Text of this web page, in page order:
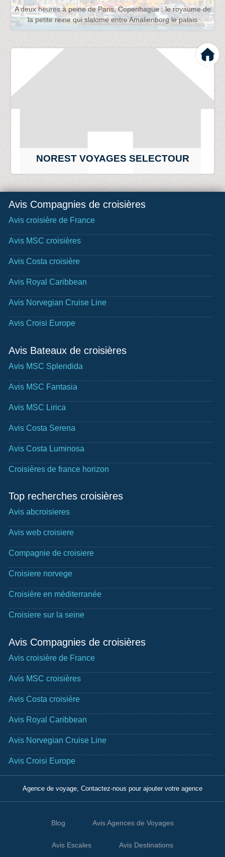
A deux heures à peine de Paris, Copenhague ; le royaume de
la petite reine qui slalome entre Amalienborg le palais
NOREST VOYAGES SELECTOUR
Avis Compagnies de croisières
Avis croisière de France
Avis MSC croisières
Avis Costa croisière
Avis Royal Caribbean
Avis Norvegian Cruise Line
Avis Croisi Europe
Avis Bateaux de croisières
Avis MSC Splendida
Avis MSC Fantasia
Avis MSC Lirica
Avis Costa Serena
Avis Costa Luminosa
Croisières de france horizon
Top recherches croisières
Avis abcroisieres
Avis web croisiere
Compagnie de croisiere
Croisiere norvege
Croisière en méditerranée
Croisiere sur la seine
Avis Compagnies de croisières
Avis croisière de France
Avis MSC croisières
Avis Costa croisière
Avis Royal Caribbean
Avis Norvegian Cruise Line
Avis Croisi Europe
Agence de voyage, Contactez-nous pour ajouter votre agence
Blog Avis Agences de Voyages
Avis Escales Avis Destinations